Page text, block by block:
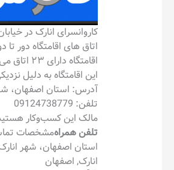
کاروانسرای انارک در
اتاق های اقامتگاه دور
اقامتگاه دارای ۲۳ اتاق می‌باشد که هر اتاق ظرفیت ۳ مهمان را دارد. تمامی اتاق ها دارای سرویس خواب سنتی تشک و پتو می‌باشند.
این اقامتگاه به دلیل
آدرس: استان اصفهان،
تلفن: 09124738779
مالک این کسب‌وکار
تلفن همراهمشخصات
استان اصفهان، شهر
انارک, اصفهان